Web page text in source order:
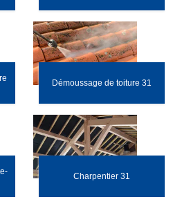
Démoussage de toiture 31
Charpentier 31